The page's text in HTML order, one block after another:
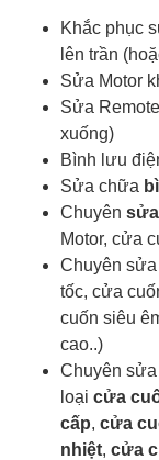
Khắc phục
lên trần
Sửa Motor
Sửa
xuống)
Bình lưu
Sửa chữa
Chuyên
Motor, cửa
Chuyên
tốc, cửa
cuốn siêu
cao..)
Chuyên sửa
loại cửa
cấp, cửa
nhiệt, cửa